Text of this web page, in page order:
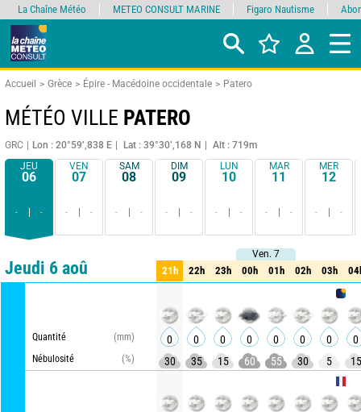
Accueil Grèce Épire - Macédoine occidentale Patero
MÉTÉO VILLE PATERO
GRC Lon : 20°59’,838 E Lat : 39°30’,168 N
Alt : 719m
JEU
06
- -
VEN
07
- -
SAM
08
- -
DIM
09
- -
LUN
10
- -
MAR
11
- -
MER
12
- -
Comparateur détaillé synthétique
Jeudi 6 aoû
METEO
Quantité
(mm)
Nébulosité
(%)
Ven. 7
21h 22h 23h 00h 01h 02h 03h
Ven. 7
21h 22h 23h 00h 01h 02h 03h
0 0 0 0 0 0 0
0
30
35 15 60 55 30 5 15
La Chaîne Météo METEO CONSULT MARINE Figaro Nautisme